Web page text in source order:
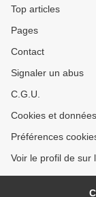
Top articles
Pages
Contact
Signaler un abus
C.G.U.
Cookies et
Préférences
Voir le profil de sur